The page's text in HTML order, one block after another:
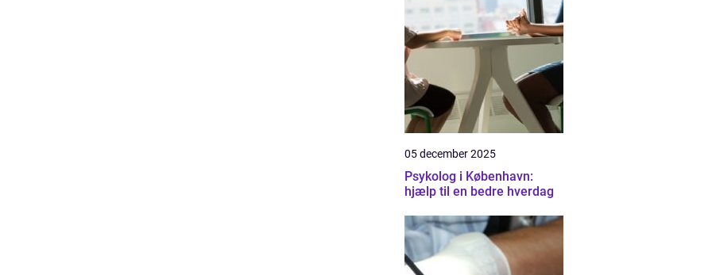
05 december 2025
Psykolog i København:
hjælp til en bedre hverdag